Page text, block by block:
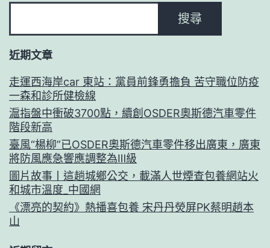
搜尋
近期文章
走運西海岸car 東站：黨員前鋒勇擔負 苦守職位防疫
一森和診所健檢線
滬指盤中衝破3700點，續創OSDER奧斯德汽車零件
階段新高
臺風“楊柳”已OSDER奧斯德汽車零件移出廣東，廣東
將防風應急響應調整為Ⅲ級
圖片故事丨這趟城鄉公交，載滿人世煙查包養網站火
和城市溫度_中國網
《漂亮的契約》熱播喜包養 宋丹丹熒屏PK蔡明趙本
山